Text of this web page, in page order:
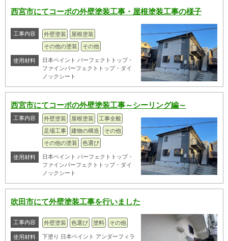
西宮市にてコーポの外壁塗装工事・屋根塗装工事の様子
工事内容 外壁塗装
屋根塗装
その他の塗装
その他
使用材料
日本ペイント パーフェクトトップ・
ファインパーフェクトトップ・ダイ
ノックシート
西宮市にてコーポの外壁塗装工事～シーリング編～
工事内容 外壁塗装 屋根塗装
工事全般
足場工事
建物の構造
その他
その他の塗装
色選び
使用材料
日本ペイント パーフェクトトップ・
ファインパーフェクトトップ・ダイ
ノックシート
吹田市にて外壁塗装工事を行いました
工事内容 外壁塗装 色選び 塗料 その他
使用材料
下塗り 日本ペイント アンダーフィラ